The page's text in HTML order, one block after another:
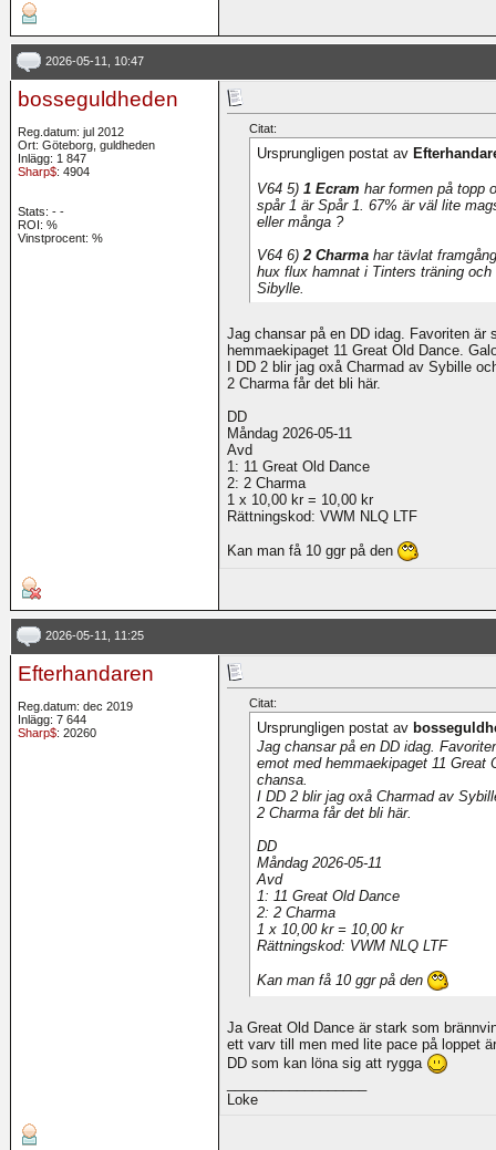
2026-05-11, 10:47
bosseguldheden
Reg.datum: jul 2012
Ort: Göteborg, guldheden
Inlägg: 1 847
Sharp$: 4904
Stats: - -
ROI: %
Vinstprocent: %
Citat:
Ursprungligen postat av
V64 5) 1 Ecram har formen på topp
spår 1 är Spår 1. 67% är väl lite
eller många ?
V64 6) 2 Charma har tävlat
hux flux hamnat i Tinters träning
Sibylle.
Jag chansar på en DD idag. Favoriten
hemmaekipaget 11 Great Old Dance.
I DD 2 blir jag oxå Charmad av Sybille
2 Charma får det bli här.
DD
Måndag 2026-05-11
Avd
1: 11 Great Old Dance
2: 2 Charma
1 x 10,00 kr = 10,00 kr
Rättningskod: VWM NLQ LTF
Kan man få 10 ggr på den
2026-05-11, 11:25
Efterhandaren
Reg.datum: dec 2019
Inlägg: 7 644
Sharp$: 20260
Citat:
Ursprungligen postat av
Jag chansar på en DD idag.
emot med hemmaekipaget 11 Great
chansa.
I DD 2 blir jag oxå Charmad av
2 Charma får det bli här.
DD
Måndag 2026-05-11
Avd
1: 11 Great Old Dance
2: 2 Charma
1 x 10,00 kr = 10,00 kr
Rättningskod: VWM NLQ LTF
Kan man få 10 ggr på den
Ja Great Old Dance är stark som
ett varv till men med lite pace på loppet
DD som kan löna sig att rygga
Loke